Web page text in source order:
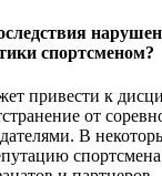
спортсменом?
привести к
от
В